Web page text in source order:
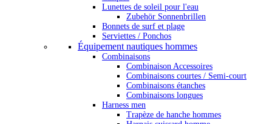
Lunettes de soleil pour l'eau
Zubehör Sonnenbrillen
Bonnets de surf et plage
Serviettes / Ponchos
Équipement nautiques hommes
Combinaisons
Combinaison Accessoires
Combinaisons courtes / Semi-court
Combinaisons étanches
Combinaisons longues
Harness men
Trapèze de hanche hommes